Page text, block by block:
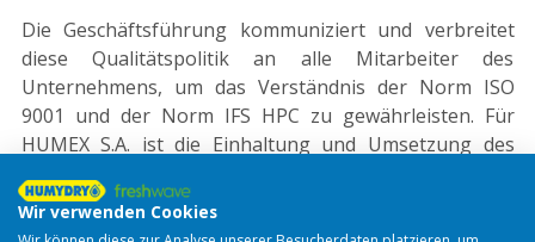
Die Geschäftsführung kommuniziert und verbreitet
diese Qualitätspolitik an alle Mitarbeiter des
Unternehmens, um das Verständnis der Norm ISO
9001 und der Norm IFS HPC zu gewährleisten. Für
HUMEX S.A. ist die Einhaltung und Umsetzung des
und gleichzeitig eine Verantwortung der gesamten
Organisation, mit Unterstützung der
Wir verwenden Cookies